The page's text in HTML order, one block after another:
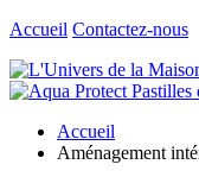
Accueil Contactez-nous
Accueil
Aménagement